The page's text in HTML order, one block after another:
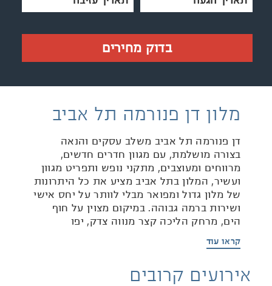
בדוק מחירים
מלון דן פנורמה תל אביב
דן פנורמה תל אביב משלב עסקים והנאה
בצורה מושלמת, עם מגוון חדרים חדשים,
מרווחים ומעוצבים, מתקני נופש ותפריט מגוון
ועשיר, המלון בתל אביב מציע את כל היתרונות
של מלון גדול ומפואר מבלי לוותר על יחס אישי
ושירות ברמה גבוהה. במיקום מצוין על חוף
הים, מרחק הליכה קצר מנווה צדק, יפו
מדרחוב נחלת בנימין ועוד.
המלון, כולל 18 קומות עם נוף לים ולעיר, מציע
קראו עוד
אירועים קרובים